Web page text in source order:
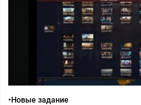
•Новые задание